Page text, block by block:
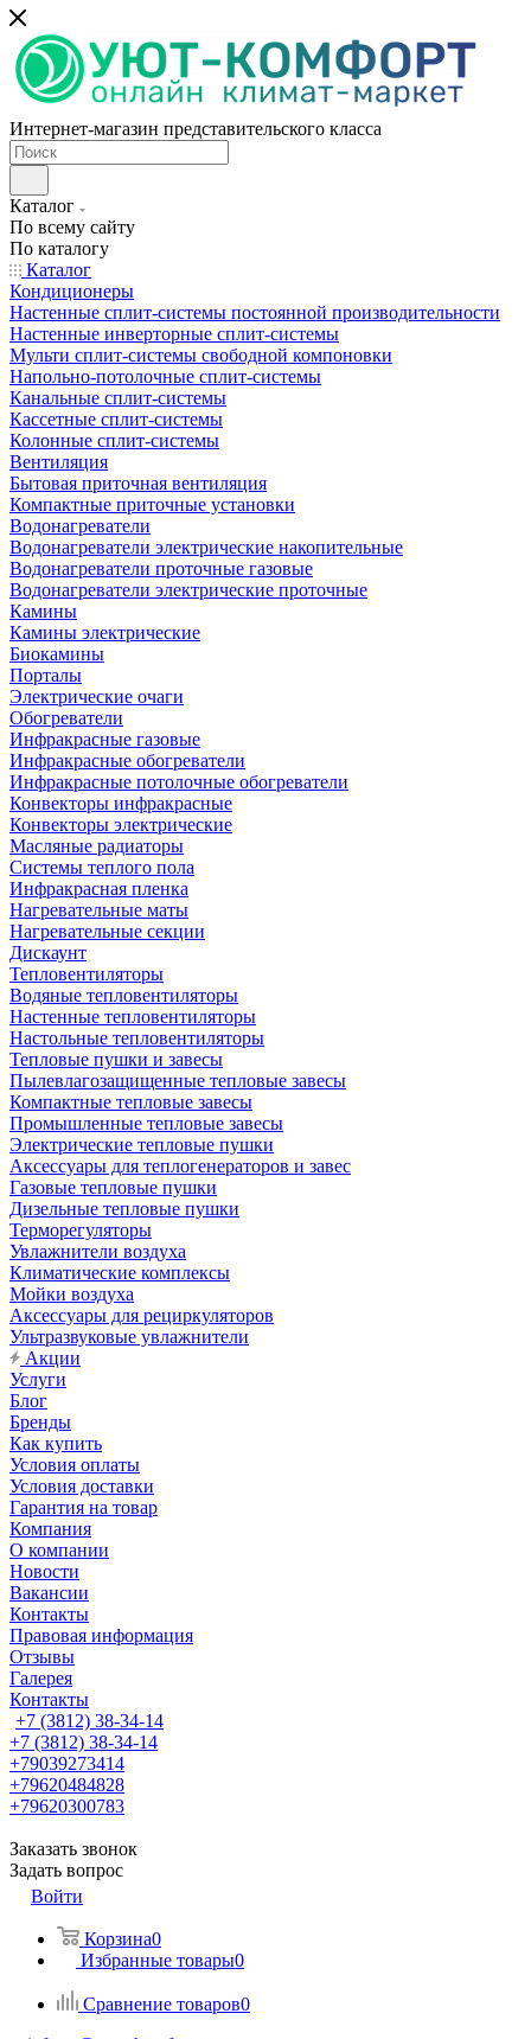
Интернет-магазин представительского класса
Каталог
По всему сайту
По каталогу
Каталог
Кондиционеры
Настенные сплит-системы постоянной производительности
Настенные инверторные сплит-системы
Мульти сплит-системы свободной компоновки
Напольно-потолочные сплит-системы
Канальные сплит-системы
Кассетные сплит-системы
Колонные сплит-системы
Вентиляция
Бытовая приточная вентиляция
Компактные приточные установки
Водонагреватели
Водонагреватели электрические накопительные
Водонагреватели проточные газовые
Водонагреватели электрические проточные
Камины
Камины электрические
Биокамины
Порталы
Электрические очаги
Обогреватели
Инфракрасные газовые
Инфракрасные обогреватели
Инфракрасные потолочные обогреватели
Конвекторы инфракрасные
Конвекторы электрические
Масляные радиаторы
Системы теплого пола
Инфракрасная пленка
Нагревательные маты
Нагревательные секции
Дискаунт
Тепловентиляторы
Водяные тепловентиляторы
Настенные тепловентиляторы
Настольные тепловентиляторы
Тепловые пушки и завесы
Пылевлагозащищенные тепловые завесы
Компактные тепловые завесы
Промышленные тепловые завесы
Электрические тепловые пушки
Аксессуары для теплогенераторов и завес
Газовые тепловые пушки
Дизельные тепловые пушки
Терморегуляторы
Увлажнители воздуха
Климатические комплексы
Мойки воздуха
Аксессуары для рециркуляторов
Ультразвуковые увлажнители
Акции
Услуги
Блог
Бренды
Как купить
Условия оплаты
Условия доставки
Гарантия на товар
Компания
О компании
Новости
Вакансии
Контакты
Правовая информация
Отзывы
Галерея
Контакты
+7 (3812) 38-34-14
+7 (3812) 38-34-14
+79039273414
+79620484828
+79620300783
Заказать звонок
Задать вопрос
Войти
Корзина0
Избранные товары0
Сравнение товаров0